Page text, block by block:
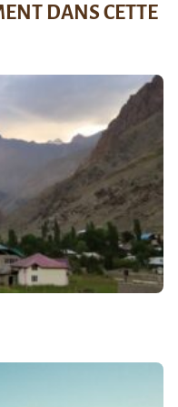
DANS CETTE